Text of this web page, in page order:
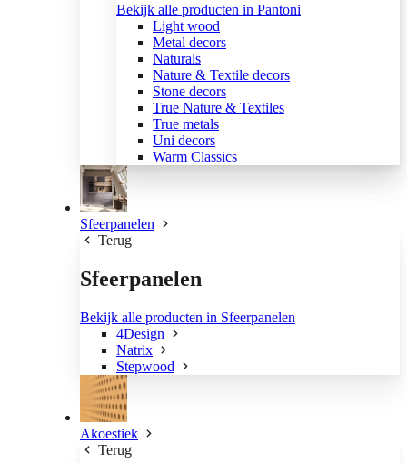
Bekijk alle producten in Pantoni
Light wood
Metal decors
Naturals
Nature & Textile decors
Stone decors
True Nature & Textiles
True metals
Uni decors
Warm Classics
Sfeerpanelen
Terug
Sfeerpanelen
Bekijk alle producten in Sfeerpanelen
4Design
Natrix
Stepwood
Akoestiek
Terug